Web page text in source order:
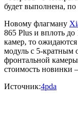
будет выполнена,
Новому флагману
865 Plus и вплоть до
камер, то
модуль с 5-кратным
фронтальной
стоимость новинки
Источник:4pda